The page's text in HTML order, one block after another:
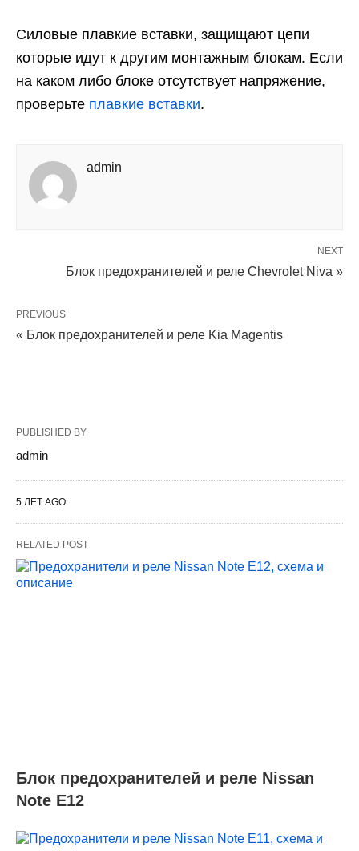
Силовые плавкие вставки, защищают цепи
которые идут к другим монтажным блокам. Если
на каком либо блоке отсутствует напряжение,
проверьте плавкие вставки.
admin
NEXT
Блок предохранителей и реле Chevrolet Niva »
PREVIOUS
« Блок предохранителей и реле Kia Magentis
PUBLISHED BY
admin
5 ЛЕТ AGO
RELATED POST
Блок предохранителей и реле Nissan
Note Е12